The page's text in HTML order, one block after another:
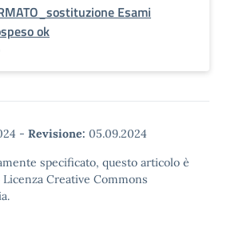
Esami
ok
- Revisione: 05.09.2024
specificato, questo articolo è
Creative Commons